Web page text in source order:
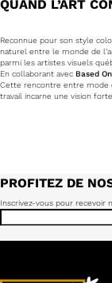
QUAND L’ART
Reconnue pour son style
naturel entre le monde de
parmi les artistes visuels
En collaborant avec Based
Cette rencontre entre mode
travail incarne une vision
PROFITEZ DE
Inscrivez-vous pour recevoir